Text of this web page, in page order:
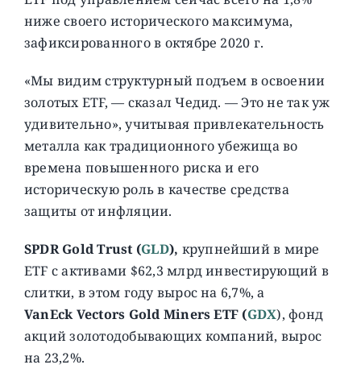
ниже своего исторического максимума,
зафиксированного в октябре 2020 г.
«Мы видим структурный подъем в освоении
золотых ETF, — сказал Чедид. — Это не так уж
удивительно», учитывая привлекательность
металла как традиционного убежища во
времена повышенного риска и его
историческую роль в качестве средства
защиты от инфляции.
SPDR Gold Trust (GLD), крупнейший в мире
ETF с активами $62,3 млрд инвестирующий в
слитки, в этом году вырос на 6,7%, а
VanEck Vectors Gold Miners ETF (GDX), фонд
акций золотодобывающих компаний, вырос
на 23,2%.